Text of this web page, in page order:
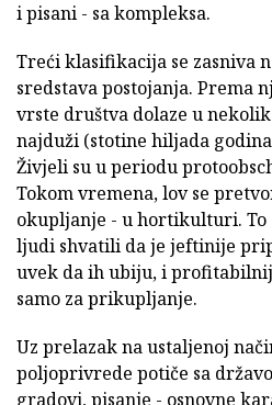
i pisani - sa kompleksa.
Treći klasifikacija se zasniva
sredstava postojanja. Prema
vrste društva dolaze u
najduži (stotine hiljada
Živjeli su u periodu
Tokom vremena, lov se
okupljanje - u hortikulturi. To
ljudi shvatili da je jeftinije
uvek da ih ubiju, i
samo za prikupljanje.
Uz prelazak na ustaljenoj
poljoprivrede potiče sa
gradovi, pisanje - osnovne